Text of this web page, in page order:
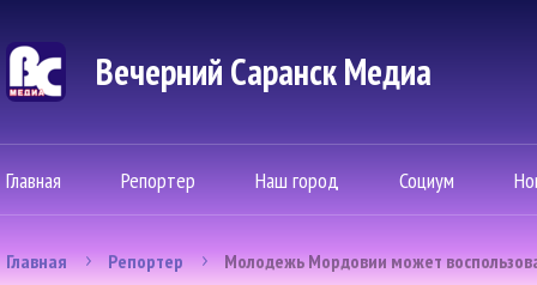
Вечерний Саранск Mедиа
Главная Репортер Наш город Социум
Главная Репортер Молодежь Мордовии может